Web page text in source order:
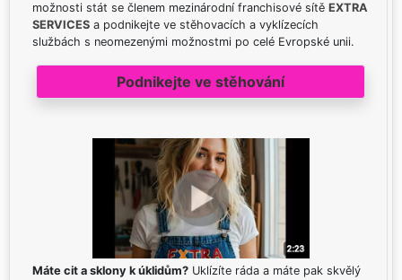
možnosti stát se členem mezinárodní franchisové sítě EXTRA
SERVICES a podnikejte ve stěhovacích a vyklízecích
službách s neomezenými možnostmi po celé Evropské unii.
Podnikejte ve stěhování
Máte cit a sklony k úklidům? Uklízíte ráda a máte pak skvělý